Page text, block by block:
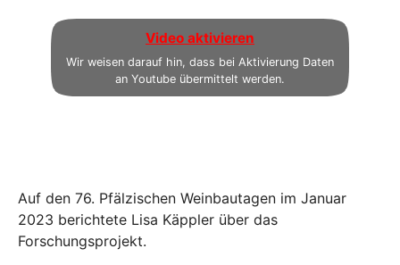
Video aktivieren
Wir weisen darauf hin, dass bei Aktivierung Daten
an Youtube übermittelt werden.
Auf den 76. Pfälzischen Weinbautagen im Januar
2023 berichtete Lisa Käppler über das
Forschungsprojekt.